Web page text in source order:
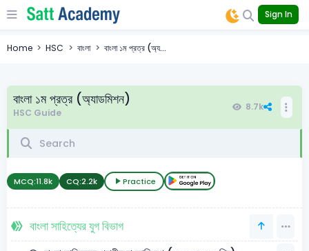
Sign In
Home HSC বাংলা বাংলা ১ম প্রত্র (অ্য...
বাংলা ১ম প্রত্র (অ্যাডমিশন)
HSC Guide
8.7k
MCQ:11.8k CQ:2.2k Practice
বাংলা সাহিত্যের যুগ বিভাগ